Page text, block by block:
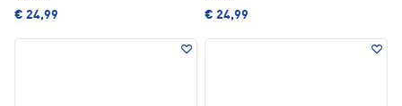
€ 24,99 € 24,99